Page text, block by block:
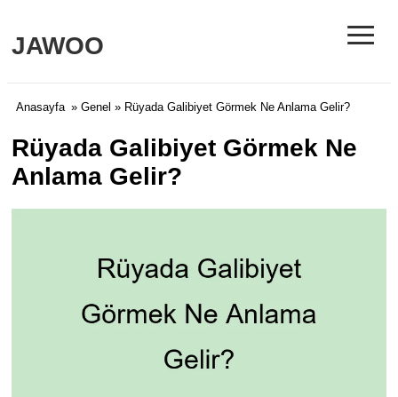
JAWOO ≡
Anasayfa » Genel » Rüyada Galibiyet Görmek Ne Anlama Gelir?
Rüyada Galibiyet Görmek Ne
Anlama Gelir?